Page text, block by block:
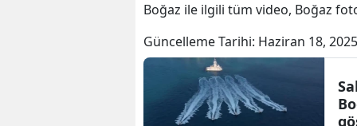
Boğaz ile ilgili tüm video, Boğaz
Güncelleme Tarihi: Haziran 18,